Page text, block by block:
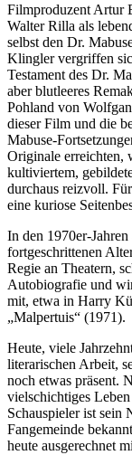
Filmproduzent Artur
Walter Rilla als
selbst den Dr.
Klingler vergriffen
Testament des Dr.
aber blutleeres
Pohland von
dieser Film und die
Mabuse-
Originale erreichten,
kultiviertem,
durchaus reizvoll.
eine kuriose
In den 1970er-
fortgeschrittenen
Regie an Theatern,
Autobiografie und
mit, etwa in Harry
„Malpertuis“ (1971).
Heute, viele
literarischen Arbeit,
noch etwas präsent.
vielschichtiges
Schauspieler ist sein
Fangemeinde
heute ausgerechnet